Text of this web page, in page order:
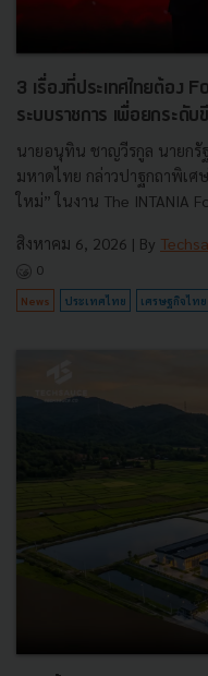
3 เรื่องที่ประเทศไทยต้อง
ระบบราชการ เพื่อยกระดับ
นายอนุทิน ชาญวีรกูล นายกรั
มหาดไทย กล่าวปาฐกถาพิเศ
ใหม่” ในงาน The INTANIA
สิงหาคม 6, 2026 | By
0
News ประเทศไทย เศรษฐกิจไทย